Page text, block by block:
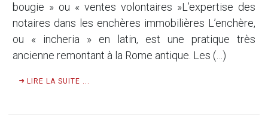
bougie » ou « ventes volontaires »L’expertise des
notaires dans les enchères immobilières L’enchère,
ou « incheria » en latin, est une pratique très
ancienne remontant à la Rome antique. Les (…)
LIRE LA SUITE ...